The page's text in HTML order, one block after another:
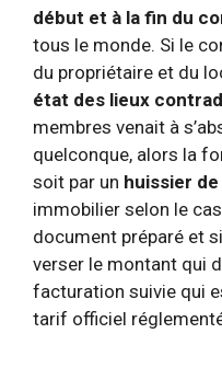
début et à la fin du
tous le monde. Si le
du propriétaire et du
état des lieux
membres venait à
quelconque, alors la
soit par un huissier
immobilier selon le
document préparé et
verser le montant qui
facturation suivie qui
tarif officiel